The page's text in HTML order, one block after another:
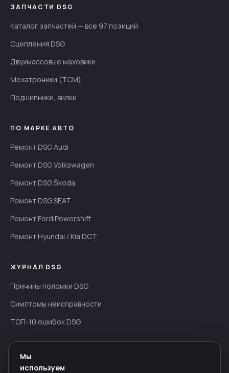
ЗАПЧАСТИ DSG
Каталог запчастей — все 97 позиций
Сцепления DSG
Двухмассовые маховики
Мехатроники (TCM)
Подшипники, вилки
ПО МАРКЕ АВТО
Ремонт DSG Audi
Ремонт DSG Volkswagen
Ремонт DSG Škoda
Ремонт DSG SEAT
Ремонт Ford Powershift
Ремонт Hyundai / Kia DCT
ЖУРНАЛ DSG
Причины поломки DSG
Симптомы неисправности
ТОП-10 ошибок DSG
ИНФОРМАЦИЯ
Мы
используем